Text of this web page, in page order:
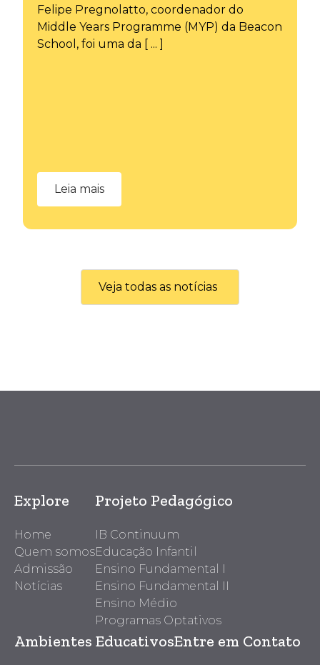
Felipe Pregnolatto, coordenador do
Middle Years Programme (MYP) da Beacon
School, foi uma da [ ... ]
Leia mais
Veja todas as notícias
Explore
Home
Quem somos
Admissão
Notícias
Projeto Pedagógico
IB Continuum
Educação Infantil
Ensino Fundamental I
Ensino Fundamental II
Ensino Médio
Programas Optativos
Ambientes EducativosEntre em Contato